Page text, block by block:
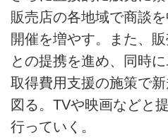
販売店の各地域で商談
開催を増やす。また、
との提携を進め、同時
取得費用支援の施策で
図る。TVや映画などと
行っていく。